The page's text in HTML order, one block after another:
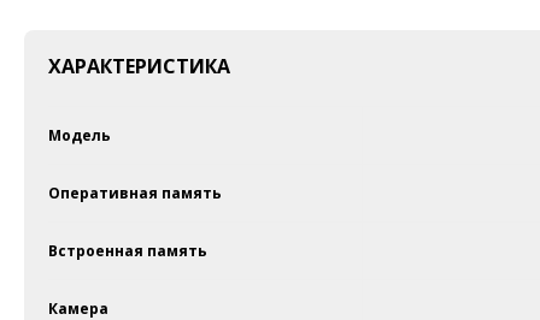
ХАРАКТЕРИСТИКА
Модель
Оперативная память
Встроенная память
Камера